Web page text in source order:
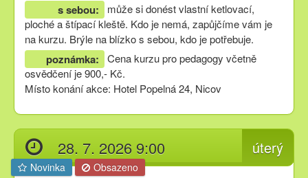
s sebou:
může si donést vlastní ketlovací,
ploché a štípací kleště. Kdo je nemá, zapůjčíme vám je
na kurzu. Brýle na blízko s sebou, kdo je potřebuje.
poznámka:
Cena kurzu pro pedagogy včetně
osvědčení je 900,- Kč.
Místo konání akce: Hotel Popelná 24, Nicov
úterý
28. 7. 2026 9:00
Novinka Obsazeno